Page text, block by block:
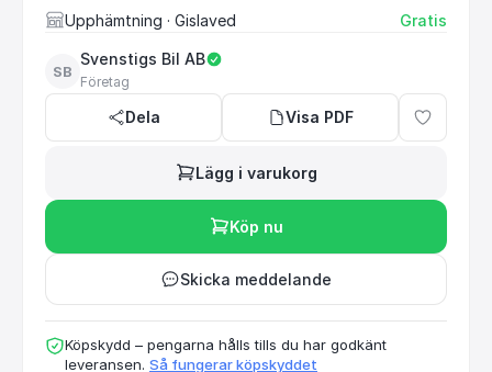
Upphämtning · Gislaved Gratis
SB
Svenstigs Bil AB
Företag
Dela Visa PDF
Lägg i varukorg
Köp nu
Skicka meddelande
Köpskydd – pengarna hålls tills du har godkänt
leveransen. Så fungerar köpskyddet